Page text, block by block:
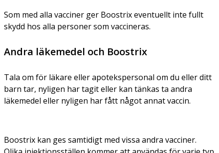
Som med alla vacciner ger Boostrix eventuellt inte fullt
skydd hos alla personer som vaccineras.
Andra läkemedel och Boostrix
Tala om för läkare eller apotekspersonal om du eller ditt
barn tar, nyligen har tagit eller kan tänkas ta andra
läkemedel eller nyligen har fått något annat vaccin.
Boostrix kan ges samtidigt med vissa andra vacciner.